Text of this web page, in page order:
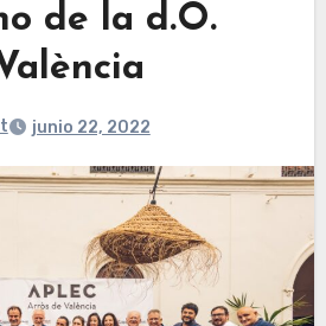
de la d.O.
junio 22, 2022